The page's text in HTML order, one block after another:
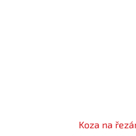
Koza na